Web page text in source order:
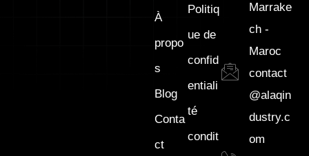
À
propo
s
Blog
Conta
ct
Politiq
ue de
confid
entiali
té
condit
Marrake
ch -
Maroc
contact
@alaqin
dustry.c
om